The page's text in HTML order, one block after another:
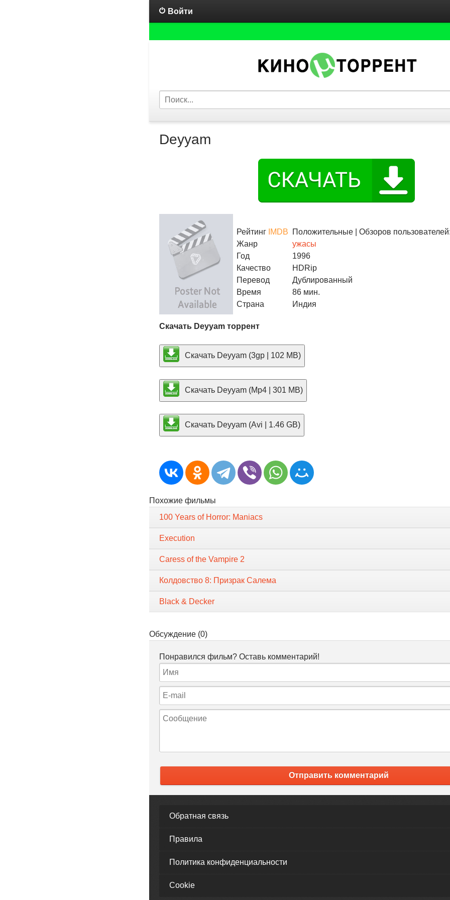
Войти
Deyyam
Рейтинг IMDB Положительные | Обзоров
Жанр
ужасы
Год
1996
Качество
HDRip
Перевод
Дублированный
Время
86 мин.
Страна
Индия
Скачать Deyyam торрент
Скачать Deyyam (3gp | 102 MB)
Скачать Deyyam (Mp4 | 301 MB)
Скачать Deyyam (Avi | 1.46 GB)
Похожие фильмы
100 Years of Horror: Maniacs
Execution
Caress of the Vampire 2
Колдовство 8: Призрак Салема
Black & Decker
Обсуждение (0)
Понравился фильм? Оставь комментарий!
Отправить комментарий
Обратная связь
Правила
Политика конфиденциальности
Cookie